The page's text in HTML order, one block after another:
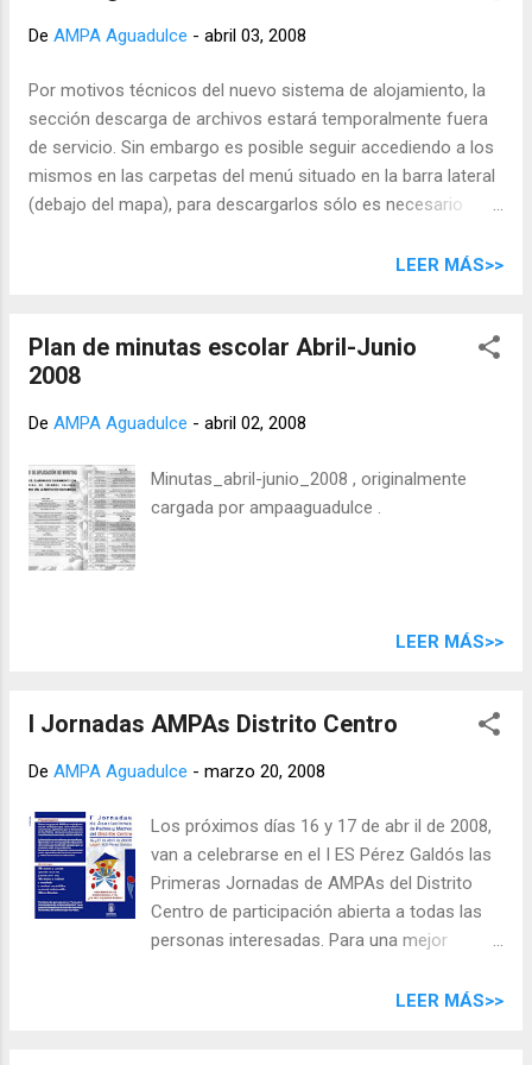
Cuadrilla de golfos apandadores, unos y otros. Refraneros
de la izquierda. Presidente de este Gobierno. Ex presidente
del otro. Jefe de la patética oposición. Secretarios generales
de partidos nacionales o de partidos autonómicos. Ministros
y ex ministros –aquí matizaré ministros y ministr...
De AMPA Aguadulce - abril 03, 2008
Por motivos técnicos del nuevo sistema de alojamiento, la
sección descarga de archivos estará temporalmente fuera
de servicio. Sin embargo es posible seguir accediendo a los
mismos en las carpetas del menú situado en la barra lateral
(debajo del mapa), para descargarlos sólo es necesario
LEER MÁS>>
Plan de minutas escolar Abril-Junio
2008
De AMPA Aguadulce - abril 02, 2008
Minutas_abril-junio_2008 , originalmente
cargada por ampaaguadulce .
LEER MÁS>>
I Jornadas AMPAs Distrito Centro
De AMPA Aguadulce - marzo 20, 2008
Los próximos días 16 y 17 de abr il de 2008,
van a celebrarse en el I ES Pérez Galdós las
Primeras Jornadas de AMPAs del Distrito
Centro de participación abierta a todas las
personas interesadas. Para una mejor
confirmar la asistencia en el teléfono 606
LEER MÁS>>